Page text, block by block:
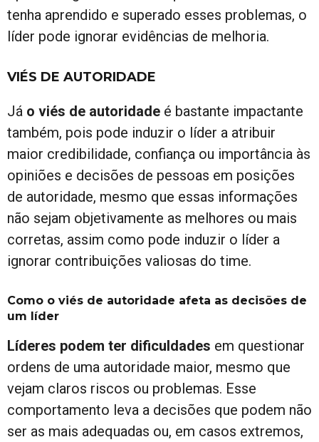
tenha aprendido e superado esses problemas, o
líder pode ignorar evidências de melhoria.
VIÉS DE AUTORIDADE
Já o viés de autoridade é bastante impactante
também, pois pode induzir o líder a atribuir
maior credibilidade, confiança ou importância às
opiniões e decisões de pessoas em posições
de autoridade, mesmo que essas informações
não sejam objetivamente as melhores ou mais
corretas, assim como pode induzir o líder a
ignorar contribuições valiosas do time.
Como o viés de autoridade afeta as decisões de
um líder
Líderes podem ter dificuldades em questionar
ordens de uma autoridade maior, mesmo que
vejam claros riscos ou problemas. Esse
comportamento leva a decisões que podem não
ser as mais adequadas ou, em casos extremos,